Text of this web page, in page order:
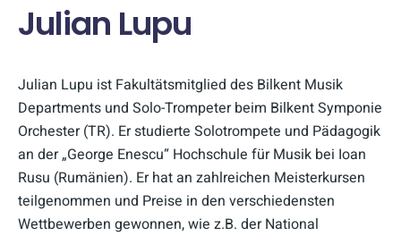
Julian Lupu
Julian Lupu ist Fakultätsmitglied des Bilkent Musik
Departments und Solo-Trompeter beim Bilkent Symponie
Orchester (TR). Er studierte Solotrompete und Pädagogik
an der „George Enescu“ Hochschule für Musik bei Ioan
Rusu (Rumänien). Er hat an zahlreichen Meisterkursen
teilgenommen und Preise in den verschiedensten
Wettbewerben gewonnen, wie z.B. der National